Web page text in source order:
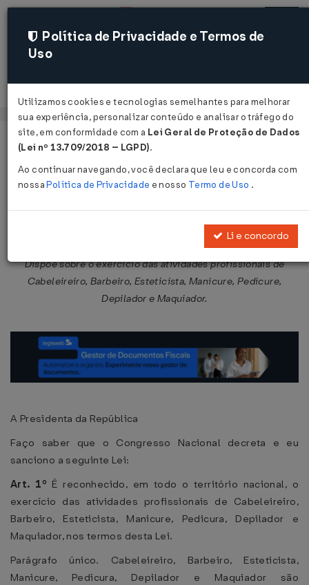
Acessar
Página Inicial Legislações
Lei Nº 12592 DE 18/01/2012
Publicado no DOU em 19 jan 2012
Dispõe sobre o exercício das atividades profissionais de
Cabeleireiro, Barbeiro, Esteticista, Manicure, Pedicure,
Depilador e Maquiador.
A Presidenta da República
Faço saber que o Congresso Nacional decreta e eu
sanciono a seguinte Lei:
Art. 1º É reconhecido, em todo o território nacional, o
exercício das atividades profissionais de Cabeleireiro,
Barbeiro, Esteticista, Manicure, Pedicura, Depilador e
Maquiador, nos termos desta Lei.
Parágrafo único. Cabeleireiro, Barbeiro, Esteticista,
Manicure, Pedicura, Depilador e Maquiador são
Política de Privacidade e Termos de
Uso
Utilizamos cookies e tecnologias semelhantes para melhorar
sua experiência, personalizar conteúdo e analisar o tráfego do
site, em conformidade com a Lei Geral de Proteção de Dados
(Lei nº 13.709/2018 – LGPD).
Ao continuar navegando, você declara que leu e concorda com
nossaPolítica de Privacidade e nosso Termo de Uso .
Li e concordo